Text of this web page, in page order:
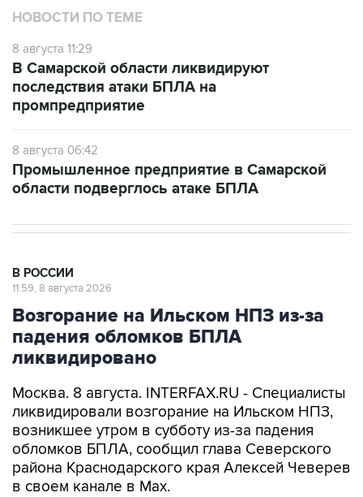
НОВОСТИ ПО ТЕМЕ
8 августа 11:29
В Самарской области ликвидируют
последствия атаки БПЛА на
промпредприятие
8 августа 06:42
Промышленное предприятие в Самарской
области подверглось атаке БПЛА
В РОССИИ
11:59, 8 августа 2026
Возгорание на Ильском НПЗ из-за
падения обломков БПЛА
ликвидировано
Москва. 8 августа. INTERFAX.RU - Специалисты
ликвидировали возгорание на Ильском НПЗ,
возникшее утром в субботу из-за падения
обломков БПЛА, сообщил глава Северского
района Краснодарского края Алексей Чеверев
в своем канале в Max.